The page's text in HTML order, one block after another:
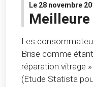
Le 28 novembre
Meilleure
Les
Brise comme
réparation vitrage »
(Etude Statista